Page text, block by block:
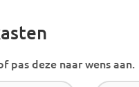
pas deze naar wens aan.